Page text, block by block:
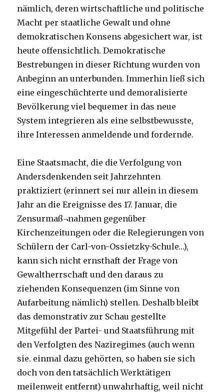
nämlich, deren wirtschaftliche und politische
Macht per staatliche Gewalt und ohne
demokratischen Konsens abgesichert war, ist
heute offensichtlich. Demokratische
Bestrebungen in dieser Richtung wurden von
Anbeginn an unterbunden. Immerhin ließ sich
eine eingeschüchterte und demoralisierte
Bevölkerung viel bequemer in das neue
System integrieren als eine selbstbewusste,
ihre Interessen anmeldende und fordernde.
Eine Staatsmacht, die die Verfolgung von
Andersdenkenden seit Jahrzehnten
praktiziert (erinnert sei nur allein in diesem
Jahr an die Ereignisse des 17. Januar, die
Zensurmaß¬nahmen gegenüber
Kirchenzeitungen oder die Relegierungen von
Schülern der Carl-von-Ossietzky-Schule…),
kann sich nicht ernsthaft der Frage von
Gewaltherrschaft und den daraus zu
ziehenden Konsequenzen (im Sinne von
Aufarbeitung nämlich) stellen. Deshalb bleibt
das demonstrativ zur Schau gestellte
Mitgefühl der Partei- und Staatsführung mit
den Verfolgten des Naziregimes (auch wenn
sie. einmal dazu gehörten, so haben sie sich
doch von den tatsächlich Werktätigen
meilenweit entfernt) unwahrhaftig, weil nicht